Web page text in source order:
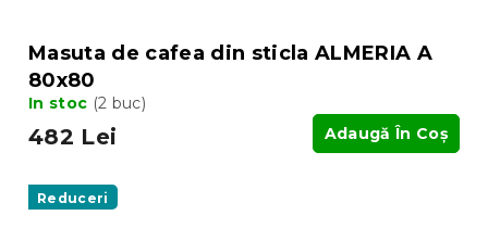
Masuta de cafea din sticla ALMERIA A
80x80
In stoc (2 buc)
482 Lei Adaugă În Coş
Reduceri